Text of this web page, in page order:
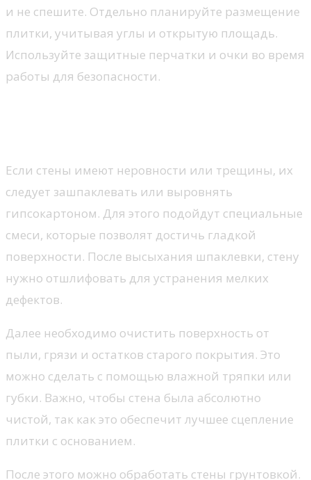
и не спешите. Отдельно планируйте размещение
плитки, учитывая углы и открытую площадь.
Используйте защитные перчатки и очки во время
работы для безопасности.
Если стены имеют неровности или трещины, их
следует зашпаклевать или выровнять
гипсокартоном. Для этого подойдут специальные
смеси, которые позволят достичь гладкой
поверхности. После высыхания шпаклевки, стену
нужно отшлифовать для устранения мелких
дефектов.
Далее необходимо очистить поверхность от
пыли, грязи и остатков старого покрытия. Это
можно сделать с помощью влажной тряпки или
губки. Важно, чтобы стена была абсолютно
чистой, так как это обеспечит лучшее сцепление
плитки с основанием.
После этого можно обработать стены грунтовкой.